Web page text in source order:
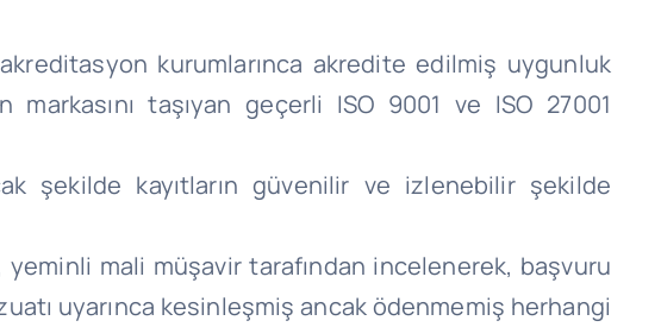
kurumlarınca akredite edilmiş uygunluk
taşıyan geçerli ISO 9001 ve ISO 27001
şekilde kayıtların güvenilir ve izlenebilir şekilde
yeminli mali müşavir tarafından incelenerek, başvuru
uyarınca kesinleşmiş ancak ödenmemiş herhangi